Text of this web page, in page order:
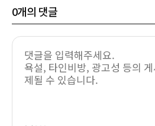
0개의 댓글